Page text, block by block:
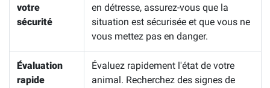
votre
sécurité
en détresse, assurez-vous que la
situation est sécurisée et que vous ne
vous mettez pas en danger.
Évaluation
rapide
Évaluez rapidement l'état de votre
animal. Recherchez des signes de